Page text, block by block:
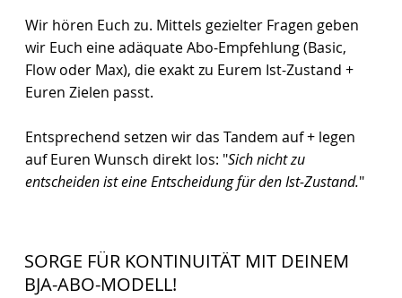
Wir hören Euch zu. Mittels gezielter Fragen geben
wir Euch eine adäquate Abo-Empfehlung (Basic,
Flow oder Max), die exakt zu Eurem Ist-Zustand +
Euren Zielen passt.
Entsprechend setzen wir das Tandem auf + legen
auf Euren Wunsch direkt los: "Sich nicht zu
entscheiden ist eine Entscheidung für den Ist-Zustand."
SORGE FÜR KONTINUITÄT MIT DEINEM
BJA-ABO-MODELL!